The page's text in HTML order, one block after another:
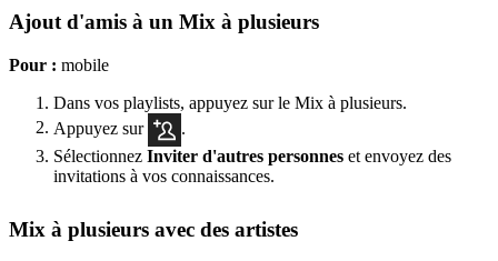
Ajout d'amis à un Mix à plusieurs
Pour : mobile
Dans vos playlists, appuyez sur le Mix à plusieurs.
Appuyez sur
Sélectionnez Inviter d'autres personnes et envoyez des
invitations à vos connaissances.
Mix à plusieurs avec des artistes